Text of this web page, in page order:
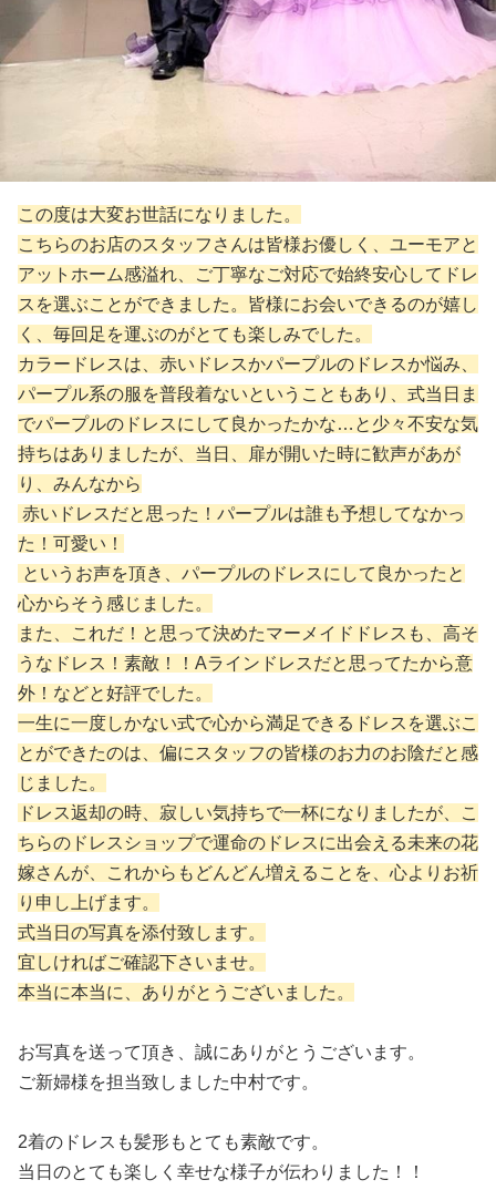
この度は大変お世話になりました。
こちらのお店のスタッフさんは皆様お優しく、ユーモアと
アットホーム感溢れ、ご丁寧なご対応で始終安心してドレ
スを選ぶことができました。皆様にお会いできるのが嬉し
く、毎回足を運ぶのがとても楽しみでした。
カラードレスは、赤いドレスかパープルのドレスか悩み、
パープル系の服を普段着ないということもあり、式当日ま
でパープルのドレスにして良かったかな…と少々不安な気
持ちはありましたが、当日、扉が開いた時に歓声があが
り、みんなから
赤いドレスだと思った！パープルは誰も予想してなかっ
た！可愛い！
というお声を頂き、パープルのドレスにして良かったと
心からそう感じました。
また、これだ！と思って決めたマーメイドドレスも、高そ
うなドレス！素敵！！Aラインドレスだと思ってたから意
外！などと好評でした。
一生に一度しかない式で心から満足できるドレスを選ぶこ
とができたのは、偏にスタッフの皆様のお力のお陰だと感
じました。
ドレス返却の時、寂しい気持ちで一杯になりましたが、こ
ちらのドレスショップで運命のドレスに出会える未来の花
嫁さんが、これからもどんどん増えることを、心よりお祈
り申し上げます。
式当日の写真を添付致します。
宜しければご確認下さいませ。
本当に本当に、ありがとうございました。
お写真を送って頂き、誠にありがとうございます。
ご新婦様を担当致しました中村です。
2着のドレスも髪形もとても素敵です。
当日のとても楽しく幸せな様子が伝わりました！！